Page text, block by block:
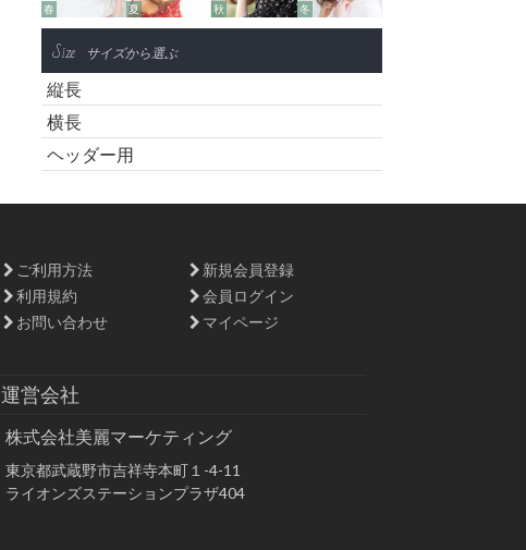
春 夏 秋 冬
Size サイズから選ぶ
縦長
横長
ヘッダー用
ご利用方法
利用規約
お問い合わせ
新規会員登録
会員ログイン
マイページ
運営会社
株式会社美麗マーケティング
東京都武蔵野市吉祥寺本町１-4-11
ライオンズステーションプラザ404